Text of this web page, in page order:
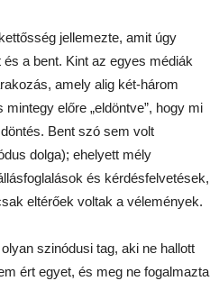
jellemezte, amit úgy
a bent. Kint az egyes médiák
amely alig két-három
előre „eldöntve”, hogy mi
Bent szó sem volt
dolga); ehelyett mély
és kérdésfelvetések,
eltérőek voltak a vélemények.
szinódusi tag, aki ne hallott
ért egyet, és meg ne fogalmazta